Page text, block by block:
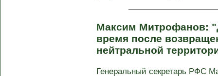
Максим Митрофанов:
время после
нейтральной
Генеральный секретарь РФС